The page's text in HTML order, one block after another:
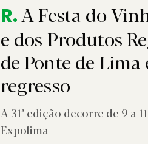
R.A Festa do
e dos Produtos
de Ponte de Lima
regresso
A 31ª edição decorre de 9 a
Expolima